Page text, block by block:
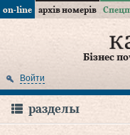
on-line архів номерів
Бізнес
Войти
разделы